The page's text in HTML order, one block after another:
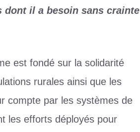
dont il a besoin sans crainte
est fondé sur la solidarité
rurales ainsi que les
compte par les systèmes de
les efforts déployés pour